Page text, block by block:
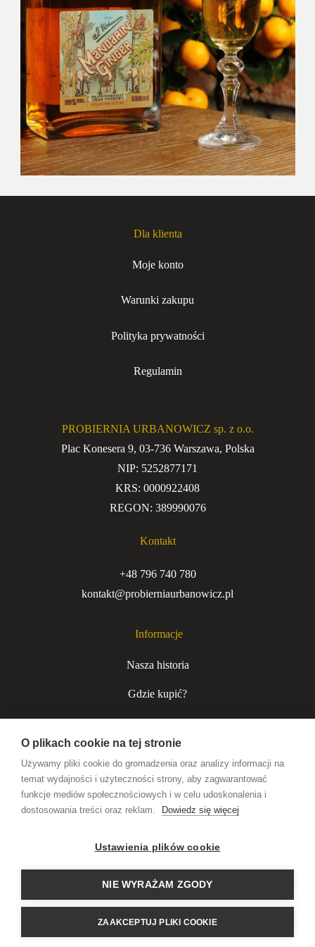
Dla klienta
Moje konto
Warunki zakupu
Polityka prywatności
Regulamin
PROBIERNIA URBANOWICZ sp. z o.o.
Plac Konesera 9, 03-736 Warszawa, Polska
NIP: 5252877171
KRS: 0000922408
REGON: 389990076
Kontakt
+48 796 740 780
kontakt@probierniaurbanowicz.pl
Informacje
Nasza historia
Gdzie kupić?
Kurjer niecodzienny
Współpraca B2B
Wódki premium
Alkohole na prezent
HISTORIA PISANA
O plikach cookie na tej stronie
Używamy pliki cookie do gromadzenia oraz analizy informacji na
temat wydajności i użyteczności strony, aby zagwarantować
funkcje mediów społecznościowych i w celu udoskonalenia i
dostosowania treści oraz reklam.
Dowiedz się więcej
Ustawienia plików cookie
NIE WYRAŻAM ZGODY
ZAAKCEPTUJ PLIKI COOKIE